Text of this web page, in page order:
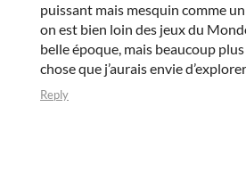
puissant mais mesquin comme
on est bien loin des jeux du
belle époque, mais beaucoup
chose que j’aurais envie
Reply